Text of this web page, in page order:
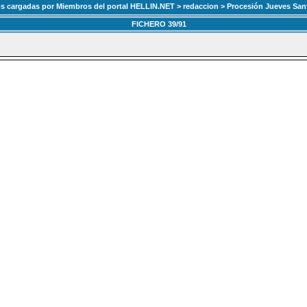
cargadas por Miembros del portal HELLIN.NET > redaccion > Procesión Jueves
FICHERO 39/91